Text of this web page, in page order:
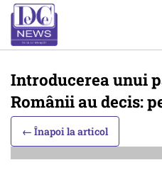
Introducerea unui
Românii au decis:
← Înapoi la articol